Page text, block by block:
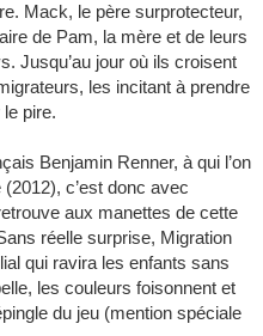
Mack, le père surprotecteur,
de Pam, la mère et de leurs
Jusqu’au jour où ils croisent
les incitant à prendre
pire.
Benjamin Renner, à qui l’on
c’est donc avec
aux manettes de cette
réelle surprise, Migration
qui ravira les enfants sans
les couleurs foisonnent et
du jeu (mention spéciale